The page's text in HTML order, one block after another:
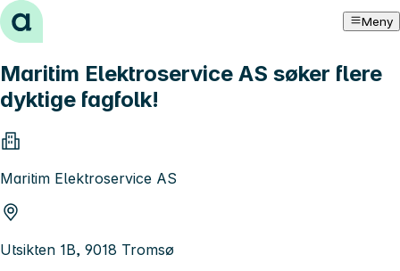
Hopp til innhold Meny
Maritim Elektroservice AS søker flere
dyktige fagfolk!
Maritim Elektroservice AS
Utsikten 1B, 9018 Tromsø